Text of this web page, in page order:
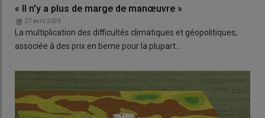
« Il n'y a plus de marge de manœuvre »
27 avril 2026
La multiplication des difficultés climatiques et géopolitiques,
associée à des prix en berne pour la plupart…